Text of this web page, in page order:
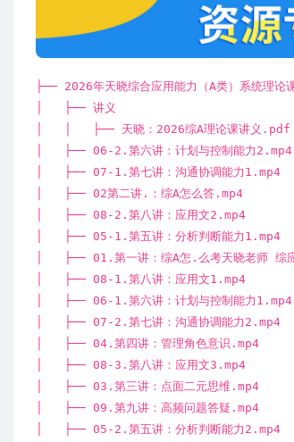
├── 2026年天晓综合应用能力（A类）系统理论
│ ├── 讲义
│ │ ├── 天晓：2026综A理论课讲义.pdf
│ ├── 06-2.第六讲：计划与控制能力2.mp4
│ ├── 07-1.第七讲：沟通协调能力1.mp4
│ ├── 02第二讲.：综A怎么答.mp4
│ ├── 08-2.第八讲：应用文2.mp4
│ ├── 05-1.第五讲：分析判断能力1.mp4
│ ├── 01.第一讲：综A怎.么考天晓老师 综
│ ├── 08-1.第八讲：应用文1.mp4
│ ├── 06-1.第六讲：计划与控制能力1.mp4
│ ├── 07-2.第七讲：沟通协调能力2.mp4
│ ├── 04.第四讲：管理角色意识.mp4
│ ├── 08-3.第八讲：应用文3.mp4
│ ├── 03.第三讲：点面二元思维.mp4
│ ├── 09.第九讲：高频问题答疑.mp4
│ ├── 05-2.第五讲：分析判断能力2.mp4